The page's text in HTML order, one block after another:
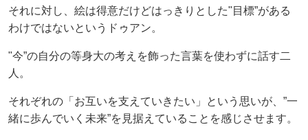
それに対し、絵は得意だけどはっきりとした"目標”がある
わけではないというドゥアン。
"今”の自分の等身大の考えを飾った言葉を使わずに話す二
人。
それぞれの「お互いを支えていきたい」という思いが、”一
緒に歩んでいく未来”を見据えていることを感じさせます。